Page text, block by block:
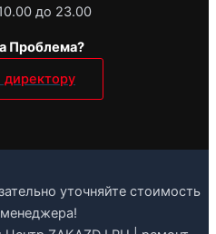
до 23.00
Проблема?
уточняйте стоимость